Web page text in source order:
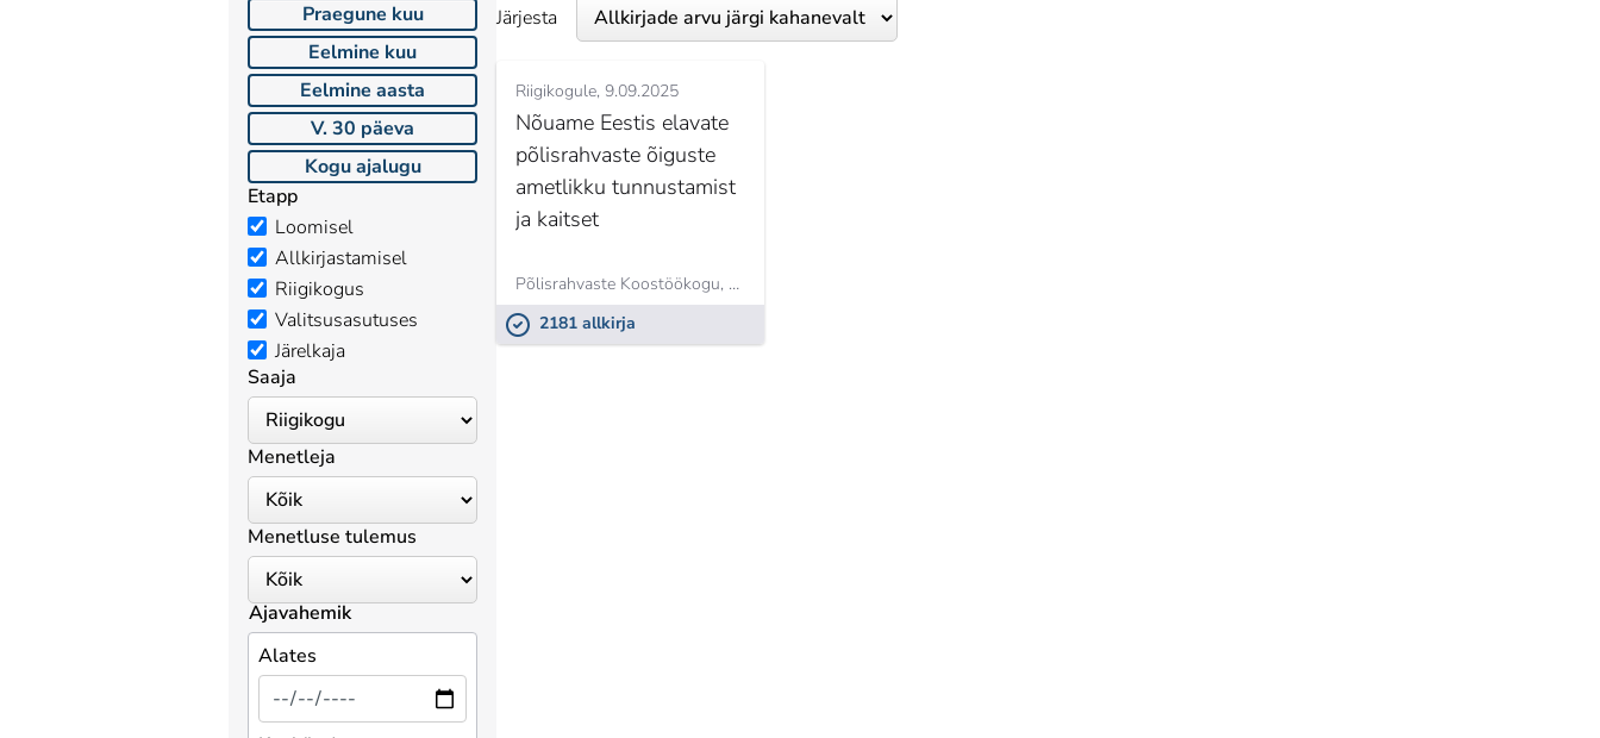
Praegune kuu
Eelmine kuu
Eelmine aasta
V. 30 päeva
Kogu ajalugu
Etapp
Loomisel
Allkirjastamisel
Riigikogus
Valitsusasutuses
Järelkaja
Saaja
Menetleja
Menetluse tulemus
Ajavahemik
Alates
Järjesta
Riigikogule 9.09.2025
Nõuame Eestis elavate
põlisrahvaste õiguste
ametlikku tunnustamist
ja kaitset
Põlisrahvaste Koostöökogu, Kristjan Moora
2181 allkirja